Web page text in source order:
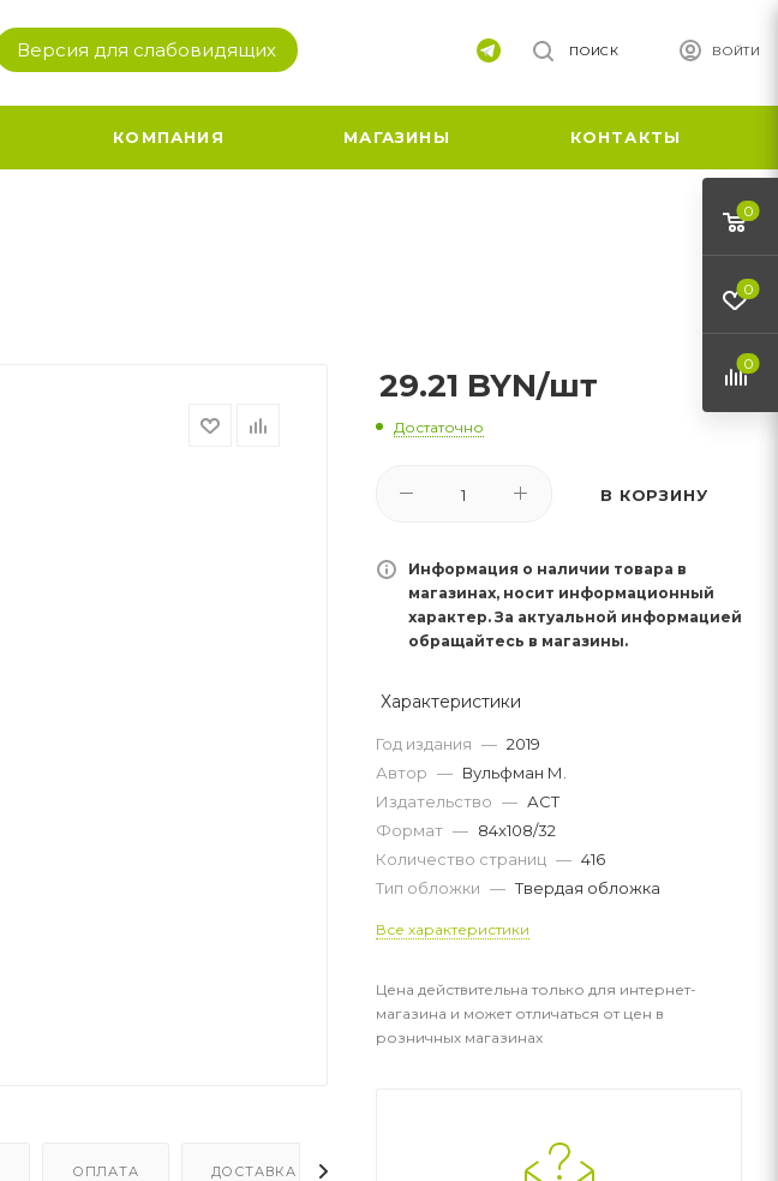
Версия для слабовидящих ВОЙТИ
ПОИСК
КОМПАНИЯ МАГАЗИНЫ КОНТАКТЫ
ОПЛАТА ДОСТАВКА
29.21 BYN/шт
Достаточно
В КОРЗИНУ
Информация о наличии товара в
магазинах, носит информационный
характер. За актуальной информацией
обращайтесь в магазины.
Характеристики
Год издания — 2019
Автор — Вульфман М.
Издательство — АСТ
Формат — 84x108/32
Количество страниц — 416
Тип обложки — Твердая обложка
Все характеристики
Цена действительна только для интернет-
магазина и может отличаться от цен в
розничных магазинах
0
0
0